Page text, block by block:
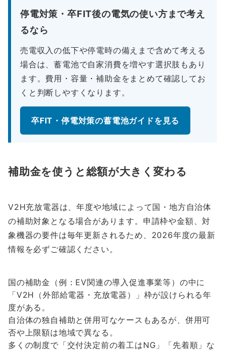
停電対策・卒FIT後の電気の使い方まで考え
るなら
売電収入の低下や停電時の備えまで含めて考える
場合は、蓄電池で自家消費を増やす選択肢もあり
ます。費用・容量・補助金をまとめて確認してお
くと判断しやすくなります。
卒FIT・停電対策の蓄電池ガイドを見る
補助金を使うと総額が大きく変わる
V2H充放電器は、年度や地域によって国・地方自治体
の補助対象となる場合があります。申請枠や金額、対
象機器の要件は毎年更新されるため、2026年度の最新
情報を必ずご確認ください。
国の補助金（例：EV関連の導入促進事業等）の中に
「V2H（外部給電器・充放電器）」枠が設けられる年
度がある。
自治体の独自補助と併用可なケースもあるが、併用可
否や上限額は地域で異なる。
多くの制度で「交付決定前の着工はNG」「先着順」な